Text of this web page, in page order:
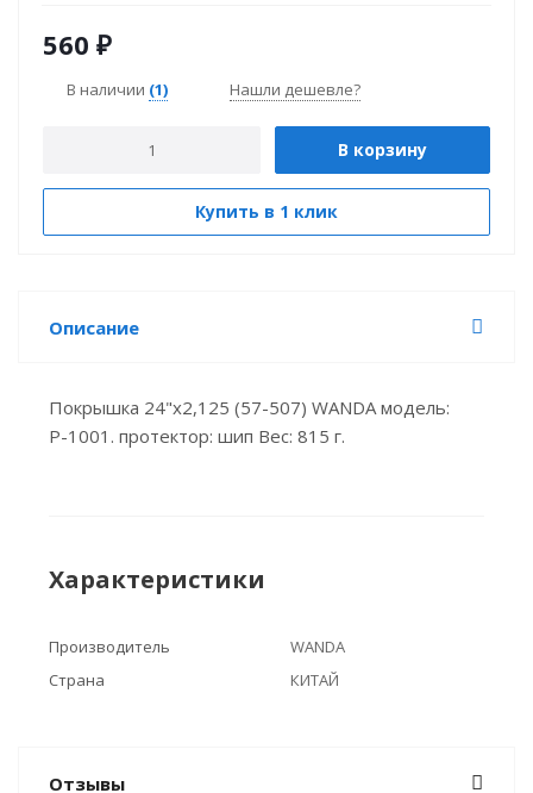
560 ₽
В наличии (1) Нашли дешевле?
В корзину
Купить в 1 клик
Описание
Покрышка 24"х2,125 (57-507) WANDA модель:
Р-1001. протектор: шип Вес: 815 г.
Характеристики
Производитель
WANDA
Страна
КИТАЙ
Отзывы